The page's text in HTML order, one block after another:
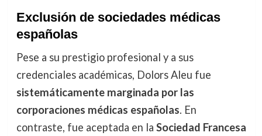
Exclusión de sociedades médicas
españolas
Pese a su prestigio profesional y a sus
credenciales académicas, Dolors Aleu fue
sistemáticamente marginada por las
corporaciones médicas españolas. En
contraste, fue aceptada en la Sociedad Francesa